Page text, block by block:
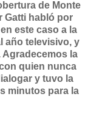
de Monte
Gatti habló por
este caso a la
año televisivo, y
la
quien nunca
y tuvo la
minutos para la